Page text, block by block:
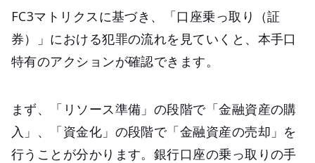
FC3マトリクスに基づき、「口座乗っ取り（証
券）」における犯罪の流れを見ていくと、本手口
特有のアクションが確認できます。
まず、「リソース準備」の段階で「金融資産の購
入」、「資金化」の段階で「金融資産の売却」を
行うことが分かります。銀行口座の乗っ取りの手